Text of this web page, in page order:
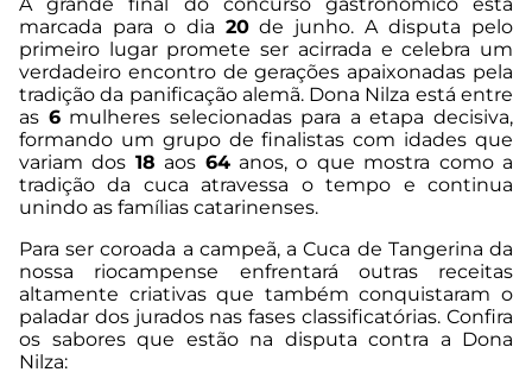
marcada para o dia 20de junho. A disputa pelo
primeiro lugar promete ser acirrada e celebra um
verdadeiro encontro de gerações apaixonadas pela
tradição da panificação alemã. Dona Nilza está entre
as 6mulheres selecionadas para a etapa decisiva,
formando um grupo de finalistas com idades que
variam dos 18 aos 64anos, o que mostra como a
tradição da cuca atravessa o tempo e continua
unindo as famílias catarinenses.
Para ser coroada a campeã, a Cuca de Tangerina da
nossa riocampense enfrentará outras receitas
altamente criativas que também conquistaram o
paladar dos jurados nas fases classificatórias. Confira
os sabores que estão na disputa contra a Dona
Nilza: